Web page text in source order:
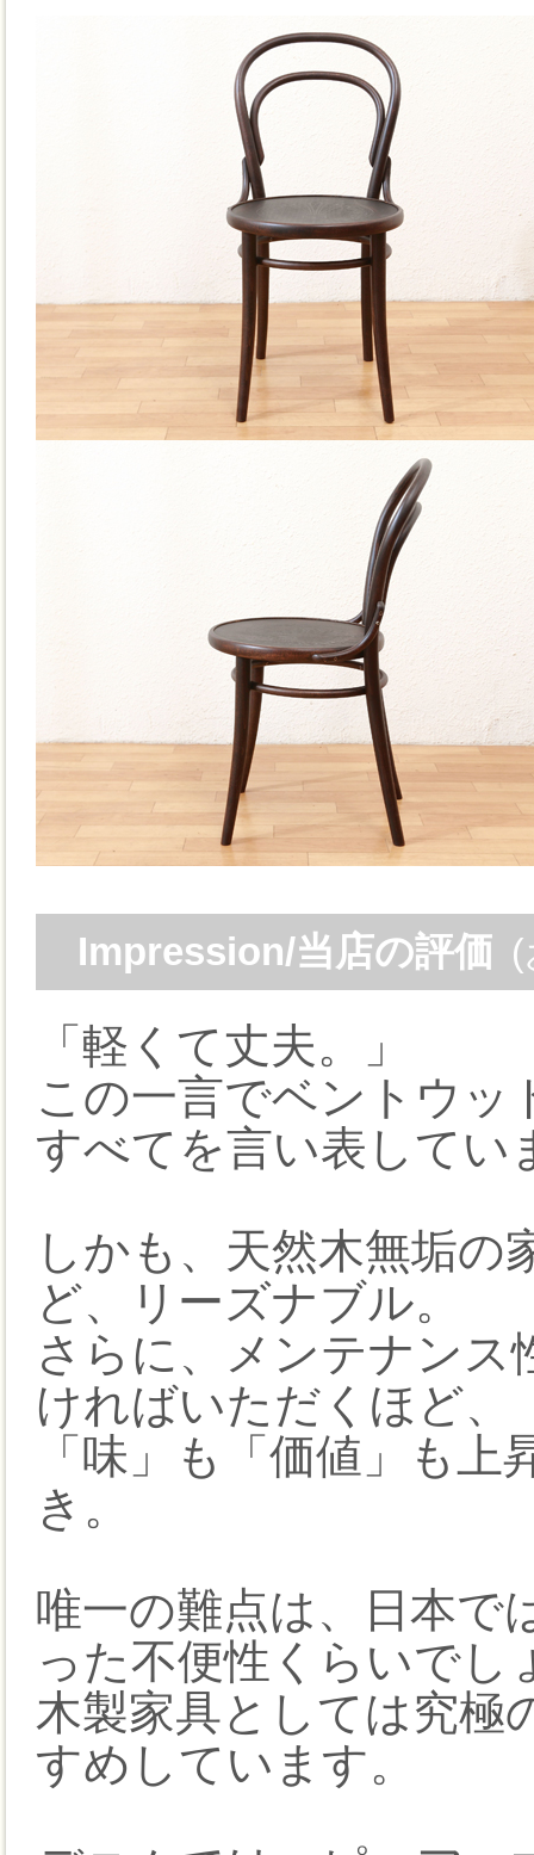
Impression/当店の評価
「軽くて丈夫。」
この一言でベントウッ
すべてを言い表してい
しかも、天然木無垢
ど、リーズナブル。
さらに、メンテナンス
ければいただくほど、
「味」も「価値」も
き。
唯一の難点は、日本で
った不便性くらいでし
木製家具としては究極
すめしています。